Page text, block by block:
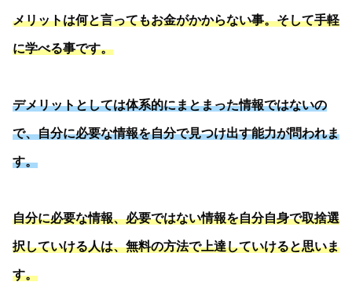
メリットは何と言ってもお金がかからない事。そして手軽
に学べる事です。
デメリットとしては体系的にまとまった情報ではないの
で、自分に必要な情報を自分で見つけ出す能力が問われま
す。
自分に必要な情報、必要ではない情報を自分自身で取捨選
択していける人は、無料の方法で上達していけると思いま
す。